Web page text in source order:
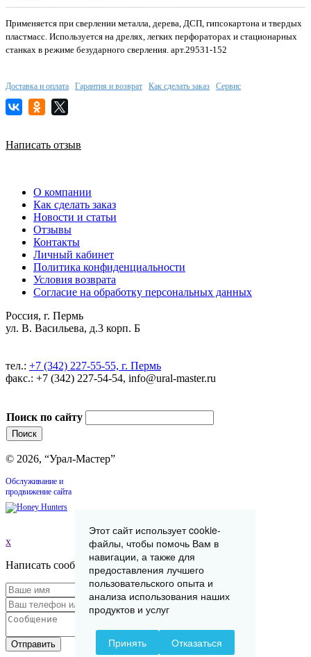
Применяется при сверлении металла, дерева, ДСП, гипсокартона и твердых
пластмасс. Используется на дрелях, легких перфораторах и стационарных
станках в режиме безударного сверления. арт.29531-152
Доставка и оплата Гарантия и возврат Как сделать заказ Сервис
Написать отзыв
О компании
Как сделать заказ
Новости и статьи
Отзывы
Контакты
Личный кабинет
Политика конфиденциальности
Условия возврата
Согласие на обработку персональных данных
Россия, г. Пермь
ул. В. Васильева, д.3 корп. Б
тел.: +7 (342) 227-55-55, г. Пермь
факс.: +7 (342) 227-54-54, info@ural-master.ru
Поиск по сайту
© 2026, “Урал-Мастер”
Обслуживание и
продвижение сайта
x
Написать сообщение
Отправить
Этот сайт использует cookie-
файлы, чтобы помочь Вам в
навигации, а также для
предоставления лучшего
пользовательского опыта и
анализа использования наших
продуктов и услуг
Принять Отказаться